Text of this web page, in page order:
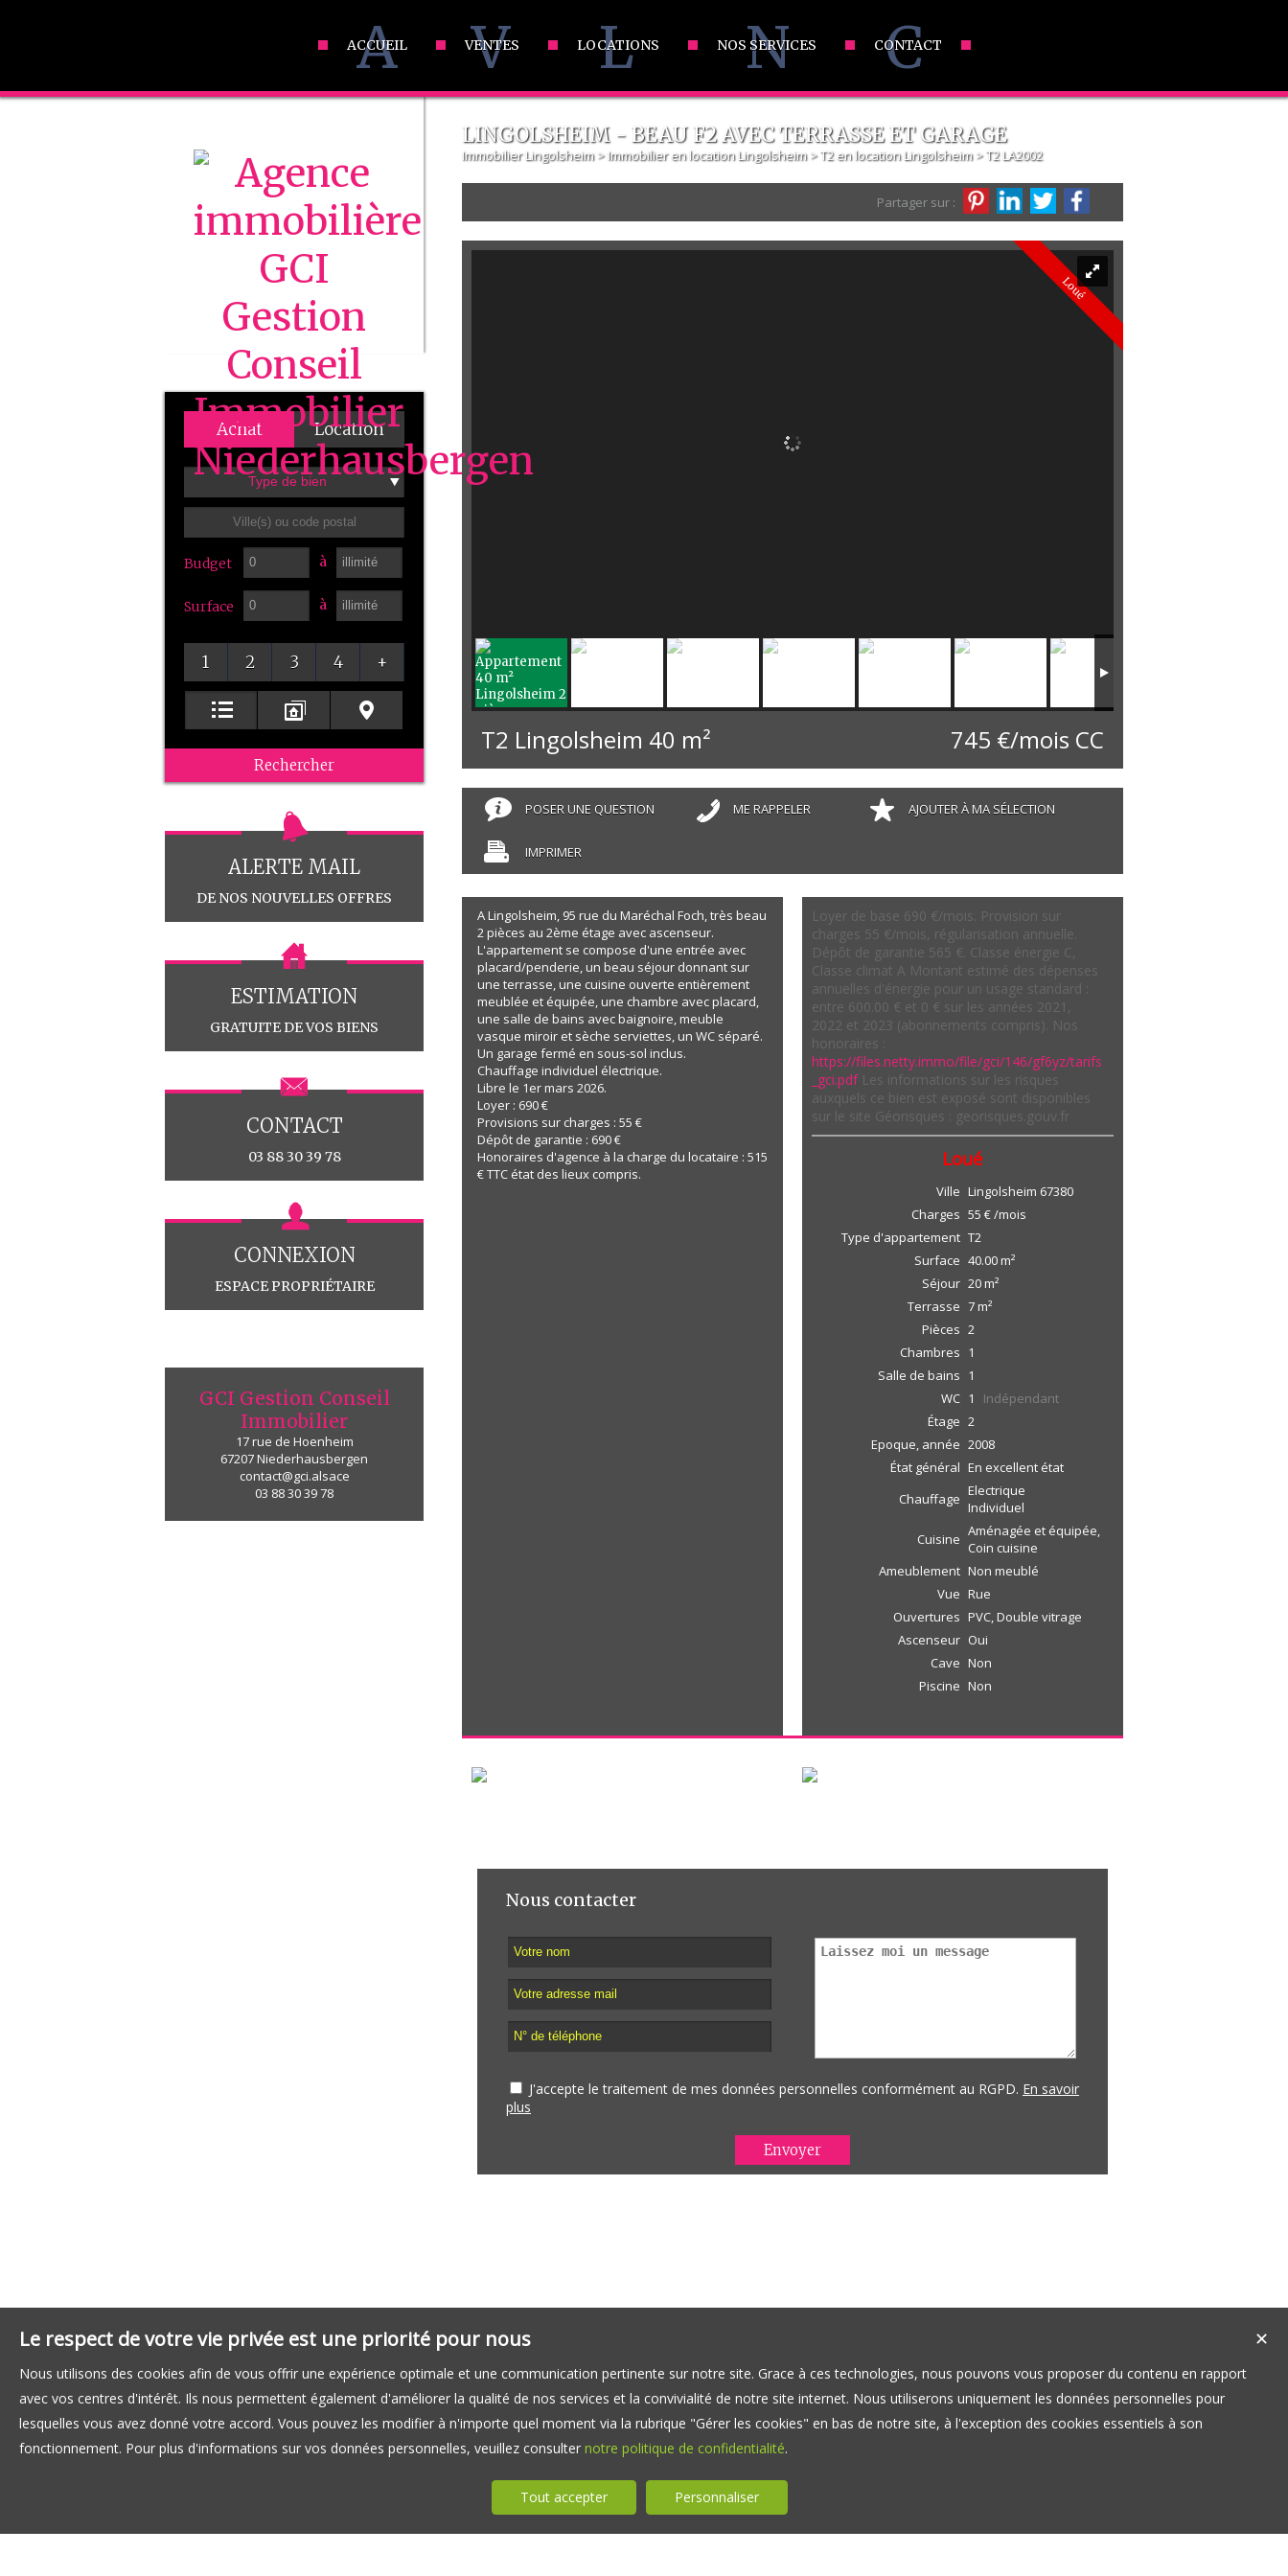
A
ACCUEIL V
VENTES L
LOCATIONS N
NOS SERVICES C
CONTACT
Achat Location
Type de bien
Budget à
Surface à
1 2 3 4 +
ALERTE MAIL
DE NOS NOUVELLES OFFRES
ESTIMATION
GRATUITE DE VOS BIENS
CONTACT
03 88 30 39 78
CONNEXION
ESPACE PROPRIÉTAIRE
GCI Gestion Conseil
Immobilier
17 rue de Hoenheim
67207Niederhausbergen
contact@gci.alsace
03 88 30 39 78
LINGOLSHEIM - BEAU F2 AVEC TERRASSE ET GARAGE
Immobilier Lingolsheim > Immobilier en location Lingolsheim >T2 en location Lingolsheim > T2 LA2002
Partager sur :
Loué
T2 Lingolsheim 40 m² 745 €/mois CC
POSER UNE QUESTION ME RAPPELER AJOUTER À MA SÉLECTION
IMPRIMER
A Lingolsheim, 95 rue du Maréchal Foch, très beau
2 pièces au 2ème étage avec ascenseur.
L'appartement se compose d'une entrée avec
placard/penderie, un beau séjour donnant sur
une terrasse, une cuisine ouverte entièrement
meublée et équipée, une chambre avec placard,
une salle de bains avec baignoire, meuble
vasque miroir et sèche serviettes, un WC séparé.
Un garage fermé en sous-sol inclus.
Chauffage individuel électrique.
Libre le 1er mars 2026.
Loyer : 690 €
Provisions sur charges : 55 €
Dépôt de garantie : 690 €
Honoraires d'agence à la charge du locataire : 515
€ TTC état des lieux compris.
Loyer de base 690 €/mois. Provision sur
charges 55 €/mois, régularisation annuelle.
Dépôt de garantie 565 €. Classe énergie C,
Classe climat A Montant estimé des dépenses
annuelles d'énergie pour un usage standard :
entre 600.00 € et 0 € sur les années 2021,
2022 et 2023 (abonnements compris). Nos
honoraires :
https://files.netty.immo/file/gci/146/gf6yz/tarifs
_gci.pdfLes informations sur les risques
auxquels ce bien est exposé sont disponibles
sur le site Géorisques : georisques.gouv.fr
Loué
Ville Lingolsheim 67380
Charges 55 € /mois
Type d'appartement T2
Surface 40.00m²
Séjour 20m²
Terrasse 7m²
Pièces 2
Chambres 1
Salle de bains 1
WC 1 Indépendant
Étage 2
Epoque, année 2008
État général En excellent état
Chauffage Electrique
Individuel
Cuisine Aménagée et équipée,
Coin cuisine
Ameublement Non meublé
Vue Rue
Ouvertures PVC, Double vitrage
Ascenseur Oui
Cave Non
Piscine Non
Nous contacter
J'accepte le traitement de mes données personnelles conformément au RGPD. En savoir
plus
✕
Le respect de votre vie privée est une priorité pour nous
Nous utilisons des cookies afin de vous offrir une expérience optimale et une communication pertinente sur notre site. Grace à ces technologies, nous pouvons vous proposer du contenu en rapport
avec vos centres d'intérêt. Ils nous permettent également d'améliorer la qualité de nos services et la convivialité de notre site internet. Nous utiliserons uniquement les données personnelles pour
lesquelles vous avez donné votre accord. Vous pouvez les modifier à n'importe quel moment via la rubrique "Gérer les cookies" en bas de notre site, à l'exception des cookies essentiels à son
fonctionnement. Pour plus d'informations sur vos données personnelles, veuillez consulter notre politique de confidentialité.
Tout accepter Personnaliser